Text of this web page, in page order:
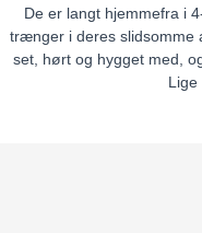
De er langt hjemmefra i
trænger i deres slidsomme
set, hørt og hygget med,
Lige